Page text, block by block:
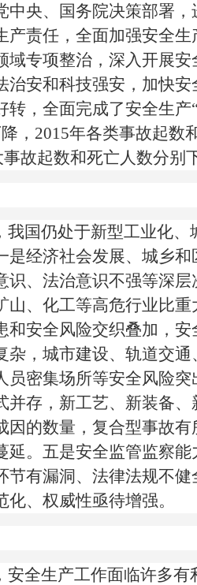
中央、国务院决策部署
产责任，全面加强安全
域专项整治，深入开展
治安和科技强安，加快
转，全面完成了安全生
， 2015年各类事故起数
事故起数和死亡人数分别
我国仍处于新型工业化
是经济社会发展、城乡
识、法治意识不强等深
山、化工等高危行业比
和安全风险交织叠加，
杂，城市建设、轨道交
员密集场所等安全风险
并存，新工艺、新装备
因的数量，复合型事故
延。五是安全监管监察
节有漏洞、法律法规不
、权威性亟待增强。
安全生产工作面临许多